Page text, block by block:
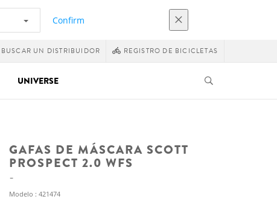
Confirm
BUSCAR UN DISTRIBUIDOR REGISTRO DE BICICLETAS
UNIVERSE
GAFAS DE MÁSCARA SCOTT
PROSPECT 2.0 WFS
Modelo : 421474